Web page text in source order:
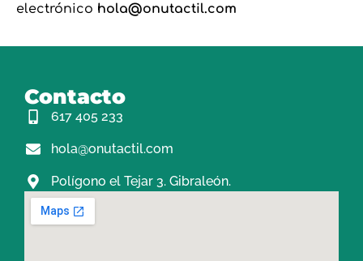
electrónico hola@onutactil.com
Contacto
617 405 233
hola@onutactil.com
Polígono el Tejar 3. Gibraleón.